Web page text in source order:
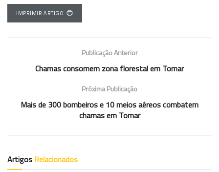
IMPRIMIR ARTIGO
Publicação Anterior
Chamas consomem zona florestal em Tomar
Próxima Publicação
Mais de 300 bombeiros e 10 meios aéreos combatem
chamas em Tomar
Artigos Relacionados